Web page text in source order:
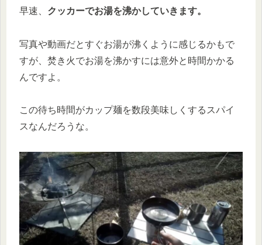
早速、 クッカーでお湯を沸かしていきます。
写真や動画だとすぐお湯が沸くように感じるかもで
すが、焚き火でお湯を沸かすには意外と時間かかる
んですよ。
この待ち時間がカップ麺を数段美味しくするスパイ
スなんだろうな。